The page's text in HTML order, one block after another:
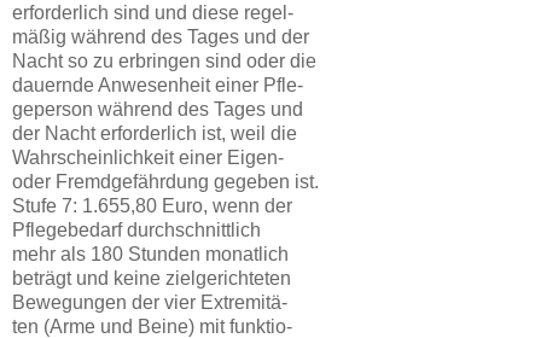
erforderlich sind und diese regel-
mäßig während des Tages und der
Nacht so zu erbringen sind oder die
dauernde Anwesenheit einer Pfle-
geperson während des Tages und
der Nacht erforderlich ist, weil die
Wahrscheinlichkeit einer Eigen-
oder Fremdgefährdung gegeben ist.
Stufe 7: 1.655,80 Euro, wenn der
Pflegebedarf durchschnittlich
mehr als 180 Stunden monatlich
beträgt und keine zielgerichteten
Bewegungen der vier Extremitä-
ten (Arme und Beine) mit funktio-